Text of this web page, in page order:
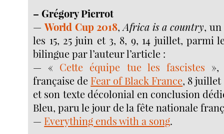
– Grégory Pierrot
—World Cup 2018,Africa is a country, un
les 15, 25 juin et 3, 8, 9, 14 juillet, parmi
bilingue par l’auteur l’article :
— « Cette équipe tue les fascistes »,
française de Fear of Black France, 8 juillet
et son texte décolonial en conclusion
Bleu, paru le jour de la fête nationale
— Everything ends with a song.